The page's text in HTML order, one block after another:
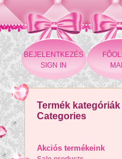
BEJELENTKEZÉS
SIGN IN
Termék kategóriák
Categories
Akciós termékeink